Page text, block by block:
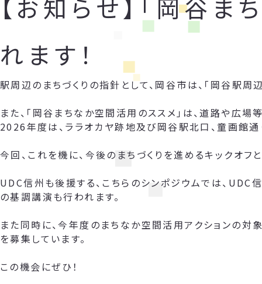
【お知らせ】「岡谷
れます！
駅周辺のまちづくりの指針として、岡谷市は、「岡谷駅周
また、「岡谷まちなか空間活用のススメ」は、道路や広
2026年度は、ララオカヤ跡地及び岡谷駅北口、童画館通
今回、これを機に、今後のまちづくりを進めるキックオフ
UDC信州も後援する、こちらのシンポジウムでは、
の基調講演も行われます。
また同時に、今年度のまちなか空間活用アクションの対
を募集しています。
この機会にぜひ！